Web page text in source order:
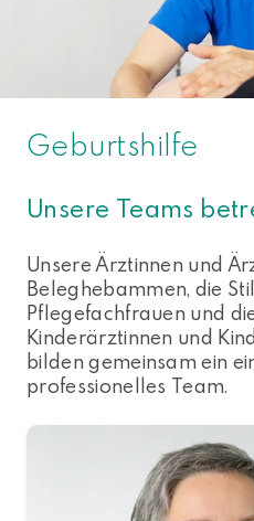
Geburtshilfe
Unsere Teams
Unsere Ärztinnen und
Beleghebammen, die
Pflegefachfrauen und
Kinderärztinnen und
bilden gemeinsam ein
professionelles Team.